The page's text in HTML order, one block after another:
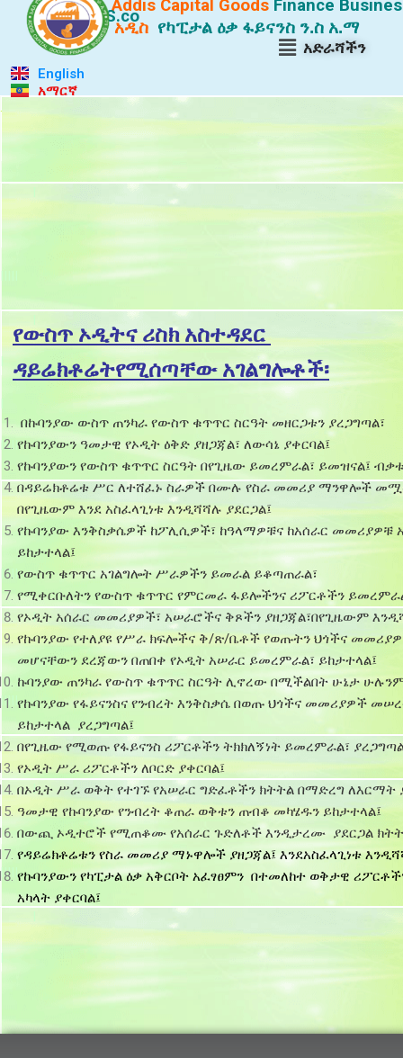
Addis Capital Goods Finance
S.co
አዲስ የካፒታል ዕቃ ፋይናንስ ን.ስ አ.ማ
አድራሻችን
English
አማርኛ
.
IIIII
የውስጥ ኦዲትና ሪስክ አስተዳደር
ዳይሬክቶሬትየሚሰጣቸው አገልግሎቶች፡
በኩባንያው ውስጥ ጠንካራ የውስጥ ቁጥጥር ስርዓት መዘርጋቱን ያረጋግጣል፣
የኩባንያውን ዓመታዊ የኦዲት ዕቅድ ያዘጋጃል፣ ለውሳኔ ያቀርባል፤
የኩባንያውን የውስጥ ቁጥጥር ስርዓት በየጊዜው ይመረምራል፣ ይመዝናል፤
በዳይሬክቶሬቱ ሥር ለተሸፈኑ ስራዎች በሙሉ የስራ መመሪያ ማንዋሎች
በየጊዜውም እንደ አስፈላጊነቱ እንዲሻሻሉ ያደርጋል፤
የኩባንያው እንቅስቃሴዎች ከፖሊሲዎች፣ ከዓላማዎቹና ከአሰራር መመሪያዎቹ
ይከታተላል፤
የውስጥ ቁጥጥር አገልግሎት ሥራዎችን ይመራል ይቆጣጠራል፣
የሚቀርቡለትን የውስጥ ቁጥጥር የምርመራ ፋይሎችንና ሪፖርቶችን
የኦዲት አሰራር መመሪያዎች፣ አሠራሮችና ቅጾችን ያዘጋጃል፣በየጊዜውም
የኩባንያው የተለያዩ የሥራ ክፍሎችና ቅ/ጽ/ቤቶች የወጡትን ህጎችና
መሆናቸውን ደረጃውን በጠበቀ የኦዲት አሠራር ይመረምራል፣ ይከታተላል፤
ኩባንያው ጠንካራ የውስጥ ቁጥጥር ስርዓት ሊኖረው በሚችልበት ሁኔታ
የኩባንያው የፋይናንስና የንብረት እንቅስቃሴ በወጡ ህጎችና መመሪያዎች
ይከታተላል ያረጋግጣል፤
በየጊዜው የሚወጡ የፋይናንስ ሪፖርቶችን ትክክለኝነት ይመረምራል፣
የኦዲት ሥራ ሪፖርቶችን ለቦርድ ያቀርባል፤
በኦዲት ሥራ ወቅት የተገኙ የአሠራር ግድፈቶችን ክትትል በማድረግ ለእርማት
ዓመታዊ የኩባንያው የንብረት ቆጠራ ወቅቱን ጠብቆ መካሄዱን ይከታተላል፤
በውጪ ኦዲተሮች የሚጠቆሙ የአሰራር ጉድለቶች እንዲታረሙ ያደርጋል ክትትል
የዳይሬክቶሬቱን የስራ መመሪያ ማኑዋሎች ያዘጋጃል፤ እንደአስፈላጊነቱ
የኩባንያውን የካፒታል ዕቃ አቅርቦት አፈፃፀምን በተመለከተ ወቅታዊ
አካላት ያቀርባል፤
I
IIIII
I
IIIII
.
I
IIIII